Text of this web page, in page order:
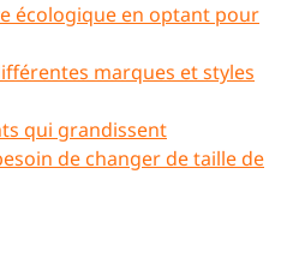
écologique en optant pour
marques et styles
qui grandissent
de changer de taille de